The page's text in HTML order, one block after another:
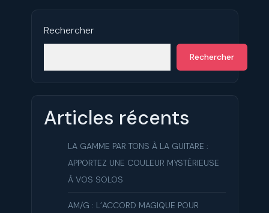
Rechercher
Rechercher
Articles récents
LA GAMME PAR TONS À LA GUITARE :
APPORTEZ UNE COULEUR MYSTÉRIEUSE
À VOS SOLOS
AM/G : L’ACCORD MAGIQUE POUR